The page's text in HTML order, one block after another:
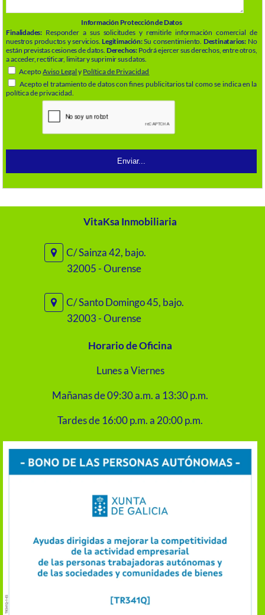
Información Protección de Datos
Finalidades: Responder a sus solicitudes y remitirle información comercial de
nuestros productos y servicios.Legitimación:Su consentimiento. Destinatarios:No
están previstas cesiones de datos. Derechos: Podrá ejercer sus derechos, entre otros,
a acceder, rectificar, limitar y suprimir sus datos.
AceptoAviso Legal y Política de Privacidad
Acepto el tratamiento de datos con fines publicitarios tal como se indica en la
política de privacidad.
VitaKsa Inmobiliaria
C/ Sainza 42, bajo.
32005 - Ourense
C/ Santo Domingo 45, bajo.
32003 - Ourense
Horario de Oficina
Lunes a Viernes
Mañanas de 09:30 a.m. a 13:30 p.m.
Tardes de 16:00 p.m. a 20:00 p.m.